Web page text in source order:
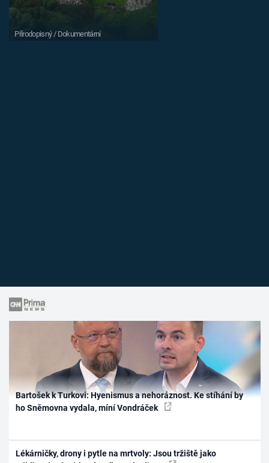
Přírodopisný / Dokumentární
Bartošek k Turkovi: Hyenismus a nehoráznost. Ke stíhání by
ho Sněmovna vydala, míní Vondráček
Lékárničky, drony i pytle na mrtvoly: Jsou tržiště jako